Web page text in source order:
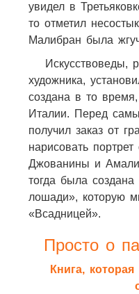
увидел в
то отметил
Малибран была
Искусствоведы,
художника,
создана в то
Италии. Перед
получил заказ от
нарисовать
Джованины и
тогда была
лошади», которую
«Всадницей».
Просто о
Книга,